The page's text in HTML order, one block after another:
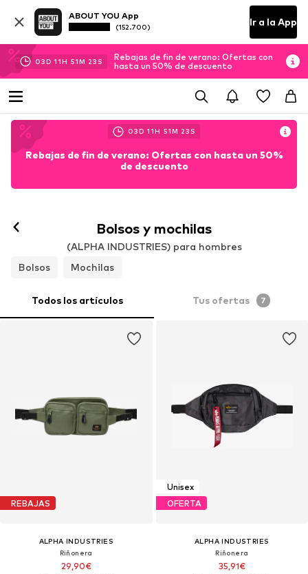
ABOUT YOU App
(152.700) Ir a la App
03D 11H 51M 22 S
Rebajas de fin de verano: Ofertas con
hasta un 50% de descuento
03D 11H 51M 22 S
Rebajas de fin de verano: Ofertas con hasta un 50%
de descuento
Bolsos y mochilas
(ALPHA INDUSTRIES) para hombres
Bolsos
Mochilas
Todos los artículos Tus ofertas 7
REBAJAS
ALPHA INDUSTRIES
Riñonera
29,90€
Unisex
OFERTA
ALPHA INDUSTRIES
Riñonera
35,91€